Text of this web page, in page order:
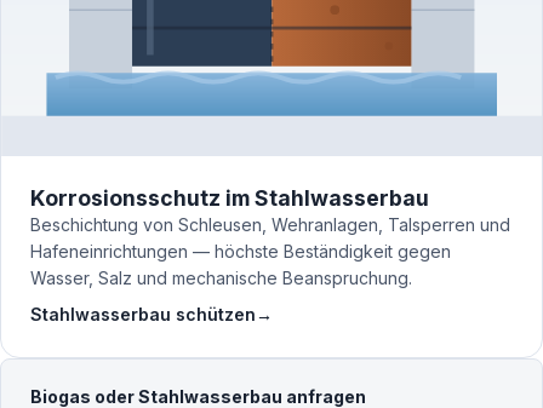
Korrosionsschutz im Stahlwasserbau
Beschichtung von Schleusen, Wehranlagen, Talsperren und
Hafeneinrichtungen — höchste Beständigkeit gegen
Wasser, Salz und mechanische Beanspruchung.
Stahlwasserbau schützen→
Biogas oder Stahlwasserbau anfragen